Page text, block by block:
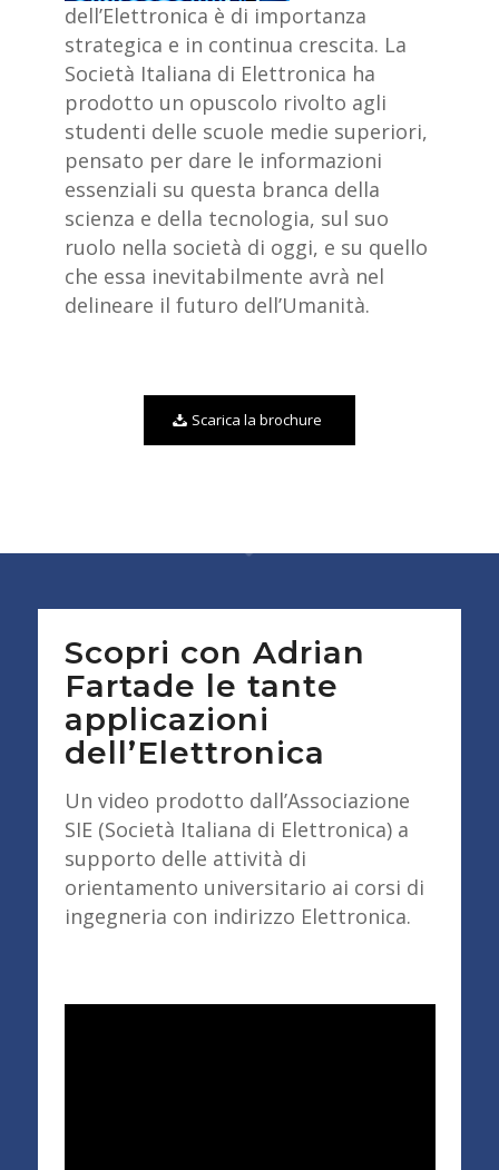
dell’Elettronica è di importanza
strategica e in continua crescita. La
Società Italiana di Elettronica ha
prodotto un opuscolo rivolto agli
studenti delle scuole medie superiori,
pensato per dare le informazioni
essenziali su questa branca della
scienza e della tecnologia, sul suo
ruolo nella società di oggi, e su quello
che essa inevitabilmente avrà nel
delineare il futuro dell’Umanità.
Scarica la brochure
Scopri con Adrian
Fartade le tante
applicazioni
dell’Elettronica
Un video prodotto dall’Associazione
SIE (Società Italiana di Elettronica) a
supporto delle attività di
orientamento universitario ai corsi di
ingegneria con indirizzo Elettronica.